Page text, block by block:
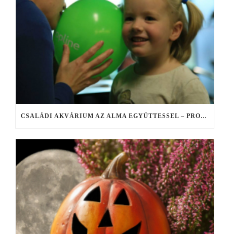
CSALÁDI AKVÁRIUM AZ ALMA EGYÜTTESSEL – PROGRAMAJÁNLÓ